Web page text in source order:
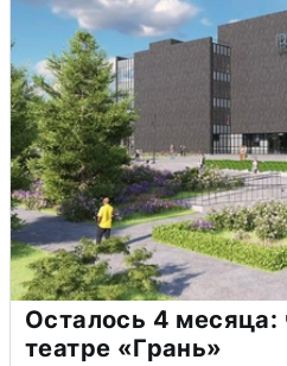
Осталось 4 месяца:
театре «Грань»